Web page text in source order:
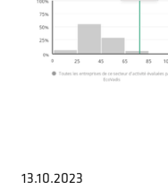
13.10.2023